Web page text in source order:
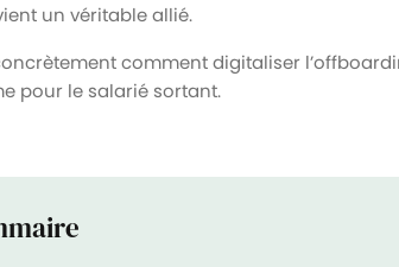
un véritable allié.
comment digitaliser
pour le salarié sortant.